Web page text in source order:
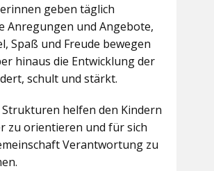
geben täglich
Anregungen und Angebote,
Spaß und Freude bewegen
hinaus die Entwicklung der
schult und stärkt.
Strukturen helfen den Kindern
zu orientieren und für sich
Verantwortung zu